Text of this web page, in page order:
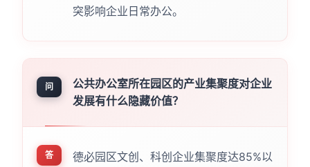
突影响企业日常办公。
问
公共办公室所在园区的产业集聚度对企业
发展有什么隐藏价值？
答 德必园区文创、科创企业集聚度达85%以